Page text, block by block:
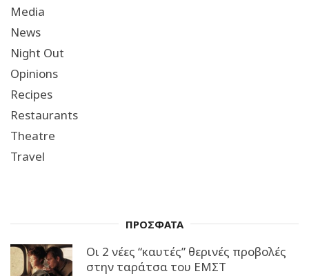
Media
News
Night Out
Opinions
Recipes
Restaurants
Theatre
Travel
ΠΡΟΣΦΑΤΑ
Οι 2 νέες “καυτές” θερινές προβολές
στην ταράτσα του ΕΜΣΤ